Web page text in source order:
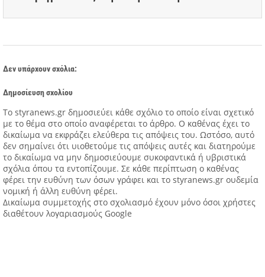
Δεν υπάρχουν σχόλια:
Δημοσίευση σχολίου
Tο styranews.gr δημοσιεύει κάθε σχόλιο το οποίο είναι σχετικό
με το θέμα στο οποίο αναφέρεται το άρθρο. Ο καθένας έχει το
δικαίωμα να εκφράζει ελεύθερα τις απόψεις του. Ωστόσο, αυτό
δεν σημαίνει ότι υιοθετούμε τις απόψεις αυτές και διατηρούμε
το δικαίωμα να μην δημοσιεύουμε συκοφαντικά ή υβριστικά
σχόλια όπου τα εντοπίζουμε. Σε κάθε περίπτωση ο καθένας
φέρει την ευθύνη των όσων γράφει και το styranews.gr ουδεμία
νομική ή άλλη ευθύνη φέρει.
Δικαίωμα συμμετοχής στο σχολιασμό έχουν μόνο όσοι χρήστες
διαθέτουν λογαριασμούς Google